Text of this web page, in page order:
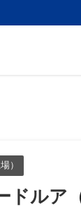
）
ドルア